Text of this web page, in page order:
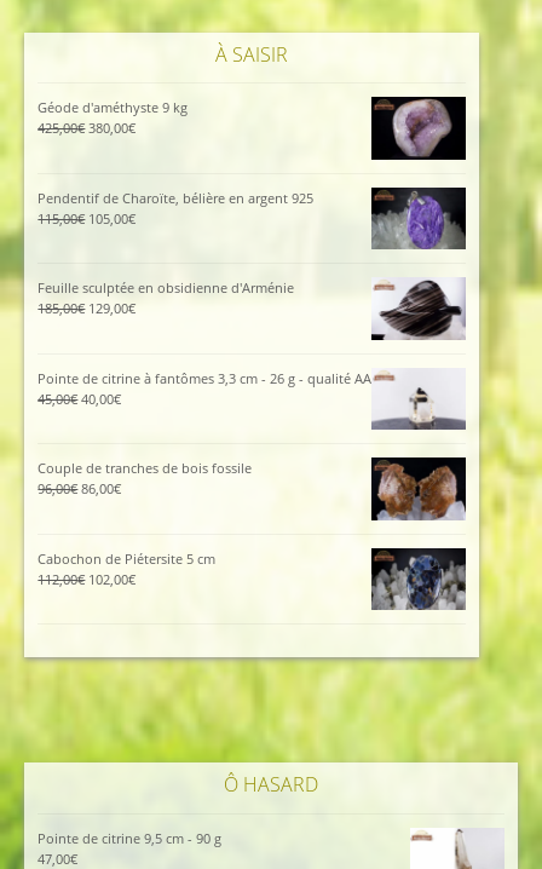
À SAISIR
Géode d'améthyste 9 kg
425,00€ Le
425,00€.
380,00€Le
380,00€.
Pendentif de Charoïte, bélière en argent 925
115,00€ Le
115,00€.
105,00€Le
Feuille sculptée en obsidienne d'Arménie
185,00€ Le
185,00€.
129,00€Le
est :
129,00€.
Pointe de citrine à fantômes 3,3 cm - 26 g - qualité AA
45,00€Le
45,00€.
40,00€Le
40,00€.
Couple de tranches de bois fossile
96,00€Le
96,00€.
86,00€Le
est :
86,00€.
Cabochon de Piétersite 5 cm
112,00€ Le
112,00€.
102,00€Le
102,00€.
Ô HASARD
Pointe de citrine 9,5 cm - 90 g
47,00€